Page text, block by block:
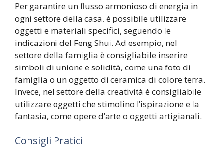
Per garantire un flusso armonioso di energia in
ogni settore della casa, è possibile utilizzare
oggetti e materiali specifici, seguendo le
indicazioni del Feng Shui. Ad esempio, nel
settore della famiglia è consigliabile inserire
simboli di unione e solidità, come una foto di
famiglia o un oggetto di ceramica di colore terra.
Invece, nel settore della creatività è consigliabile
utilizzare oggetti che stimolino l’ispirazione e la
fantasia, come opere d’arte o oggetti artigianali.
Consigli Pratici